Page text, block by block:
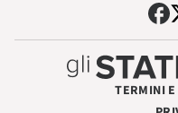
TERMINI E